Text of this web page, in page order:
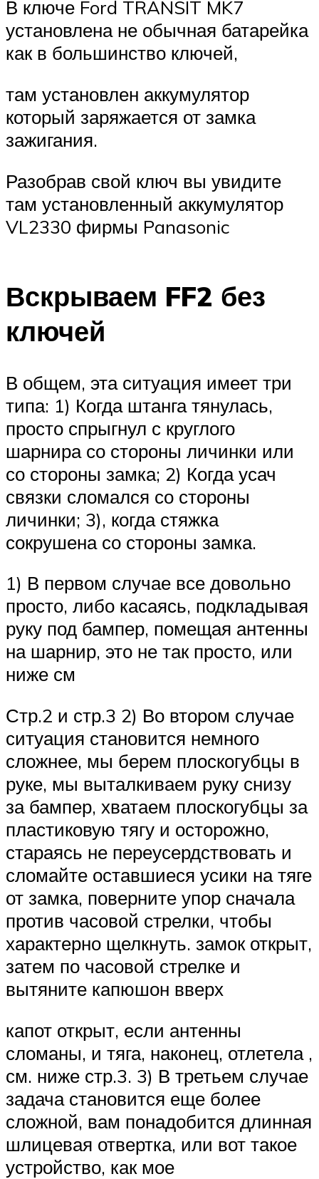
В ключе Ford TRANSIT MK7
установлена не обычная батарейка
как в большинство ключей,
там установлен аккумулятор
который заряжается от замка
зажигания.
Разобрав свой ключ вы увидите
там установленный аккумулятор
VL2330 фирмы Panasonic
Вскрываем FF2 без
ключей
В общем, эта ситуация имеет три
типа: 1) Когда штанга тянулась,
просто спрыгнул с круглого
шарнира со стороны личинки или
со стороны замка; 2) Когда усач
связки сломался со стороны
личинки; 3), когда стяжка
сокрушена со стороны замка.
1) В первом случае все довольно
просто, либо касаясь, подкладывая
руку под бампер, помещая антенны
на шарнир, это не так просто, или
ниже см
Стр.2 и стр.3 2) Во втором случае
ситуация становится немного
сложнее, мы берем плоскогубцы в
руке, мы выталкиваем руку снизу
за бампер, хватаем плоскогубцы за
пластиковую тягу и осторожно,
стараясь не переусердствовать и
сломайте оставшиеся усики на тяге
от замка, поверните упор сначала
против часовой стрелки, чтобы
характерно щелкнуть. замок открыт,
затем по часовой стрелке и
вытяните капюшон вверх
капот открыт, если антенны
сломаны, и тяга, наконец, отлетела ,
см. ниже стр.3. 3) В третьем случае
задача становится еще более
сложной, вам понадобится длинная
шлицевая отвертка, или вот такое
устройство, как мое